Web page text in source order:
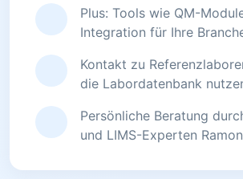
Plus: Tools wie QM-
Integration für Ihre
Kontakt zu
die Labordatenbank
Persönliche Beratung
und LIMS-Experten